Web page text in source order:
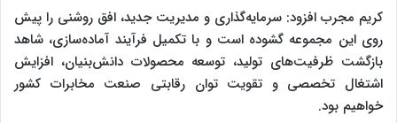
کریم مجرب افزود: سرمایه‌گذاری و مدیریت جدید، افق روشنی را پیش
روی این مجموعه گشوده است و با تکمیل فرآیند آماده‌سازی، شاهد
بازگشت ظرفیت‌های تولید، توسعه محصولات دانش‌بنیان، افزایش
اشتغال تخصصی و تقویت توان رقابتی صنعت مخابرات کشور
خواهیم بود.